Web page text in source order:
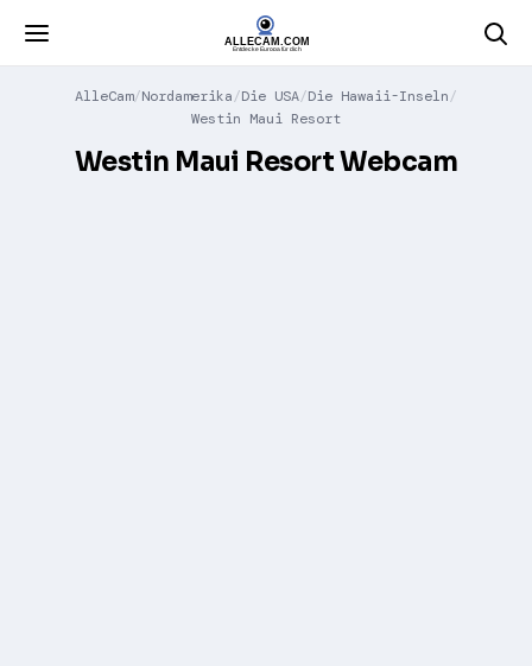
AlleCam Nordamerika Die USA Die Hawaii-Inseln
Westin Maui Resort
Westin Maui Resort Webcam